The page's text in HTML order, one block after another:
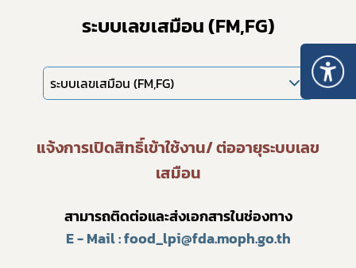
ระบบเลขเสมือน (FM,FG)
ระบบเลขเสมือน (FM,FG)
แจ้งการเปิดสิทธิ์เข้าใช้งาน/ ต่ออายุระบบเลข
เสมือน
สามารถติดต่อและส่งเอกสารในช่องทาง
E - Mail : food_lpi@fda.moph.go.th